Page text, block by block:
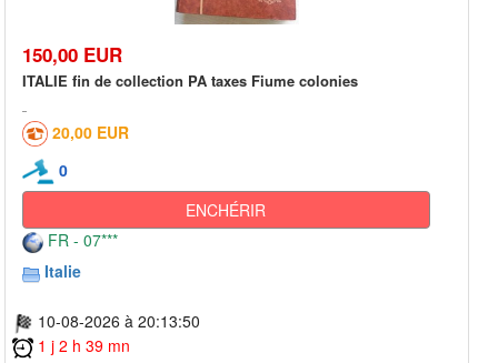
150,00 EUR
ITALIE fin de collection PA taxes Fiume colonies
20,00 EUR
0
ENCHÉRIR
FR - 07***
Italie
10-08-2026 à 20:13:50
1 j 2 h 39 mn